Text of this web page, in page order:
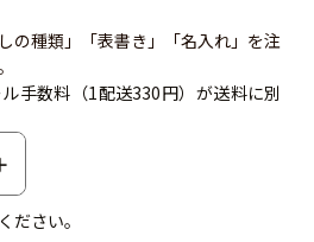
の種類」「表書き」「名入れ」を注
手数料（1配送330円）が送料に別
さい。